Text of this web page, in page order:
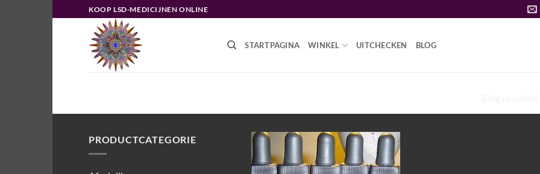
naar
KOOP LSD-MEDICIJNEN ONLINE
STARTPAGINA WINKEL UITCHECKEN BLOG
PRODUCTCATEGORIE
Add to